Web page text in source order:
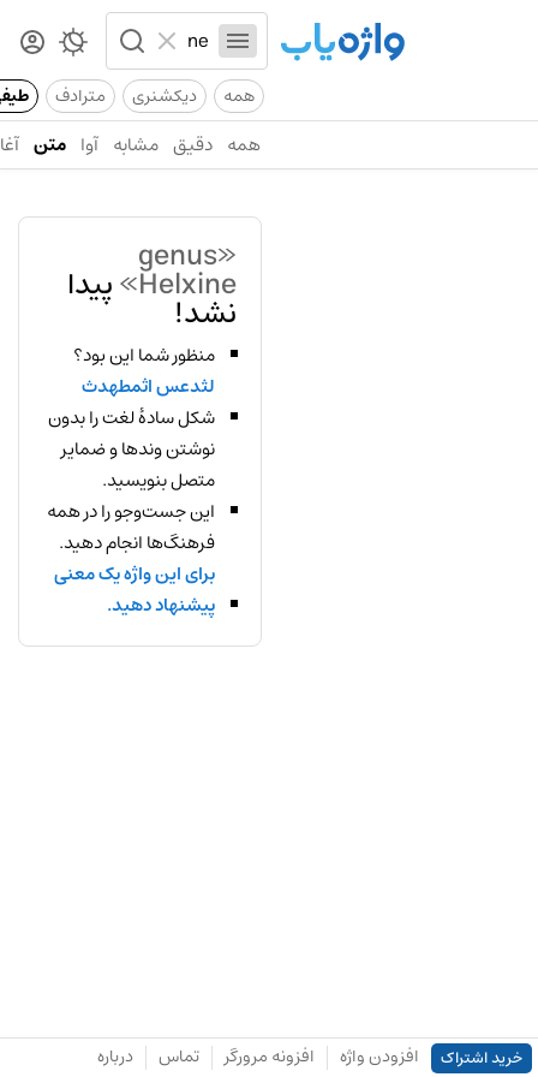
همه دیکشنری مترادف
همه دقیق مشابه آوا متن
«genus
Helxine» پیدا
نشد!
منظور شما این بود؟
لثدعس اثمطهدث
شکل سادهٔ لغت را بدون
نوشتن وندها و ضمایر
متصل بنویسید.
این جست‌وجو را در همه
فرهنگ‌ها انجام دهید.
برای این واژه یک معنی
پیشنهاد دهید.
خرید اشتراک افزودن واژه افزونه مرورگر تماس درباره